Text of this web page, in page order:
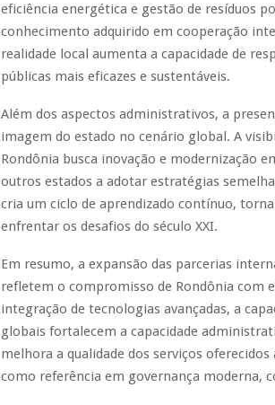
eficiência energética e gestão de resíduos
conhecimento adquirido em cooperação
realidade local aumenta a capacidade de
públicas mais eficazes e sustentáveis.
Além dos aspectos administrativos, a
imagem do estado no cenário global. A
Rondônia busca inovação e modernização
outros estados a adotar estratégias
cria um ciclo de aprendizado contínuo,
enfrentar os desafios do século XXI.
Em resumo, a expansão das parcerias
refletem o compromisso de Rondônia com
integração de tecnologias avançadas, a
globais fortalecem a capacidade
melhora a qualidade dos serviços
como referência em governança moderna,